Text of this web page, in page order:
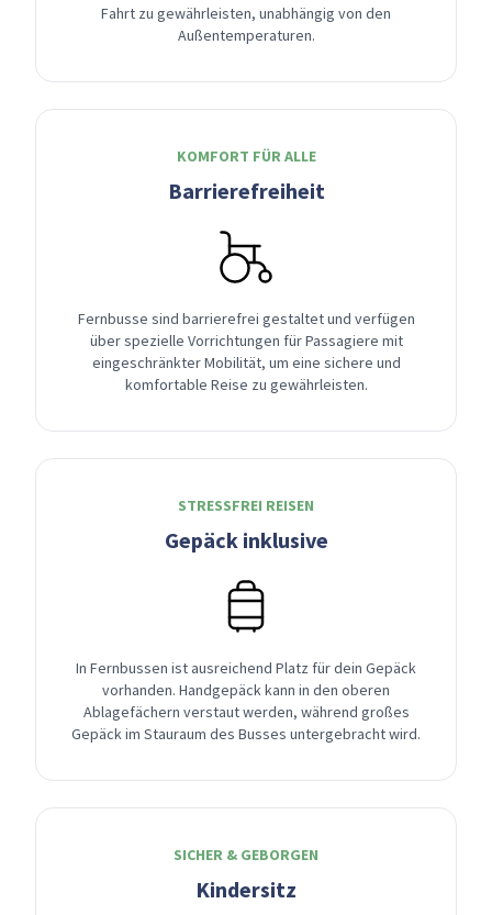
Fahrt zu gewährleisten, unabhängig von den
Außentemperaturen.
KOMFORT FÜR ALLE
Barrierefreiheit
Fernbusse sind barrierefrei gestaltet und verfügen
über spezielle Vorrichtungen für Passagiere mit
eingeschränkter Mobilität, um eine sichere und
komfortable Reise zu gewährleisten.
STRESSFREI REISEN
Gepäck inklusive
In Fernbussen ist ausreichend Platz für dein Gepäck
vorhanden. Handgepäck kann in den oberen
Ablagefächern verstaut werden, während großes
Gepäck im Stauraum des Busses untergebracht wird.
SICHER & GEBORGEN
Kindersitz